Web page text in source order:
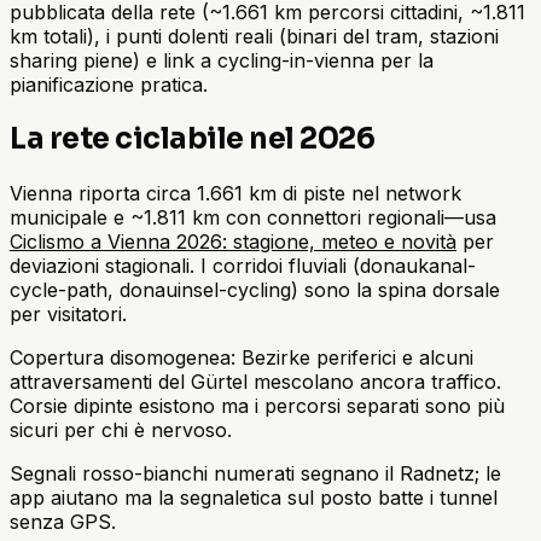
pubblicata della rete (~1.661 km percorsi cittadini, ~1.811
km totali), i punti dolenti reali (binari del tram, stazioni
sharing piene) e link a cycling-in-vienna per la
pianificazione pratica.
La rete ciclabile nel 2026
Vienna riporta circa 1.661 km di piste nel network
municipale e ~1.811 km con connettori regionali—usa
Ciclismo a Vienna 2026: stagione, meteo e novità per
deviazioni stagionali. I corridoi fluviali (donaukanal-
cycle-path, donauinsel-cycling) sono la spina dorsale
per visitatori.
Copertura disomogenea: Bezirke periferici e alcuni
attraversamenti del Gürtel mescolano ancora traffico.
Corsie dipinte esistono ma i percorsi separati sono più
sicuri per chi è nervoso.
Segnali rosso-bianchi numerati segnano il Radnetz; le
app aiutano ma la segnaletica sul posto batte i tunnel
senza GPS.